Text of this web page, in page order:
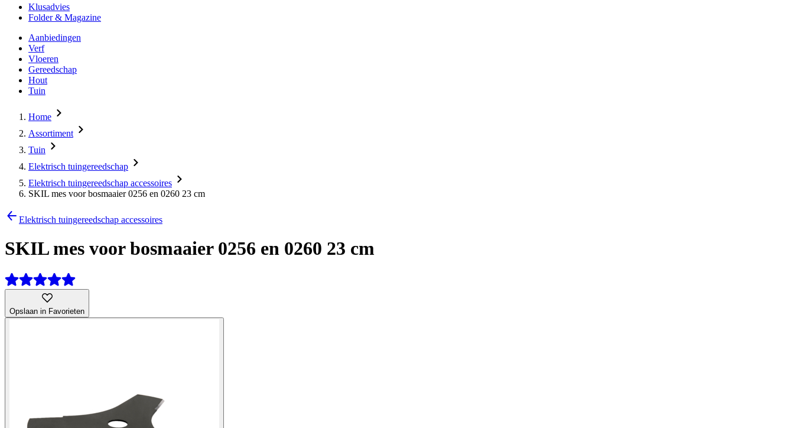
Klusadvies
Folder & Magazine
Aanbiedingen
Verf
Vloeren
Gereedschap
Hout
Tuin
Home
Assortiment
Tuin
Elektrisch tuingereedschap
Elektrisch tuingereedschap accessoires
SKIL mes voor bosmaaier 0256 en 0260 23 cm
Elektrisch tuingereedschap accessoires
SKIL mes voor bosmaaier 0256 en 0260 23 cm
Opslaan in Favorieten